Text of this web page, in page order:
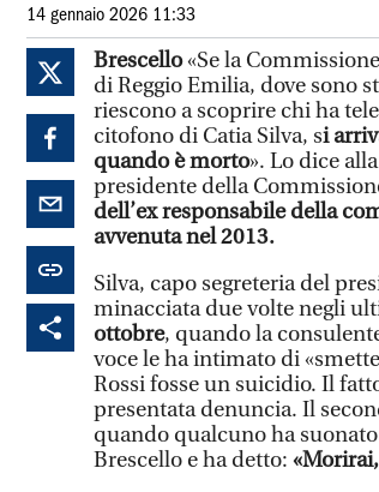
14 gennaio 2026 11:33
Brescello«Se la
di Reggio Emilia, dove sono
riescono a scoprire chi ha
citofono di Catia Silva, si
quando è morto». Lo dice
presidente della
dell’ex responsabile della
avvenuta nel 2013.
Silva, capo segreteria del
minacciata due volte negli
ottobre, quando la
voce le ha intimato di
Rossi fosse un suicidio. Il
presentata denuncia. Il
quando qualcuno ha
Brescello e ha detto: